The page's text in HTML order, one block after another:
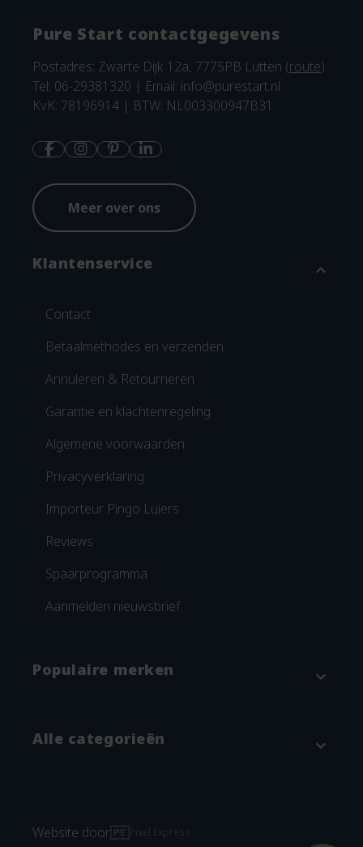
Pure Start contactgegevens
Postadres: Zwarte Dijk 12a, 7775PB Lutten (route)
Tel: 06-29381320 | Email: info@purestart.nl
KvK: 78196914 | BTW: NL003300947B31
Meer over ons
Klantenservice expand_more
Contact
Betaalmethodes en verzenden
Annuleren & Retourneren
Garantie en klachtenregeling
Algemene voorwaarden
Privacyverklaring
Importeur Pingo Luiers
Reviews
Spaarprogramma
Aanmelden nieuwsbrief
Populaire merken expand_more
Alle categorieën expand_more
Verschonen
Website door Pixel Express